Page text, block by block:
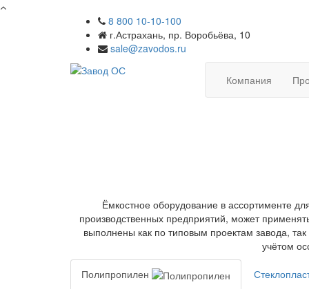
8 800 10-10-100
г.Астрахань, пр. Воробьёва, 10
sale@zavodos.ru
Компания
Ёмкостное оборудование в ассортименте
производственных предприятий, может
выполнены как по типовым проектам завода,
учётом
Полипропилен